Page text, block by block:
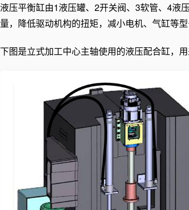
化工装备
液压平衡缸由1液压罐、2开关阀、3软管、4液
量，降低驱动机构的扭矩，减小电机、气缸等型
下图是立式加工中心主轴使用的液压配合缸，用